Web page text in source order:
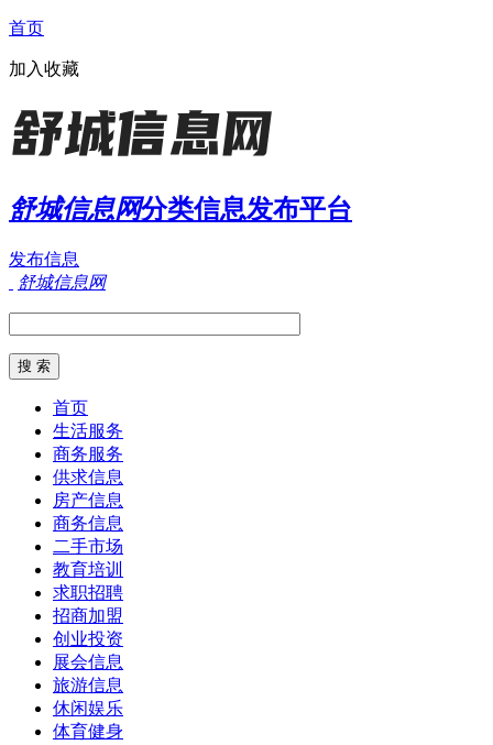
首页
加入收藏
舒城信息网分类信息发布平台
发布信息
舒城信息网
首页
生活服务
商务服务
供求信息
房产信息
商务信息
二手市场
教育培训
求职招聘
招商加盟
创业投资
展会信息
旅游信息
休闲娱乐
体育健身